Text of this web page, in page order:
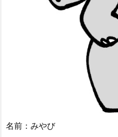
名前：みやび